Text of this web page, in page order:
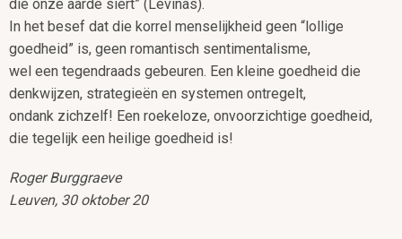
die onze aarde siert” (Levinas).
In het besef dat die korrel menselijkheid geen “lollige
goedheid” is, geen romantisch sentimentalisme,
wel een tegendraads gebeuren. Een kleine goedheid die
denkwijzen, strategieën en systemen ontregelt,
ondank zichzelf! Een roekeloze, onvoorzichtige goedheid,
die tegelijk een heilige goedheid is!
Roger Burggraeve
Leuven, 30 oktober 20